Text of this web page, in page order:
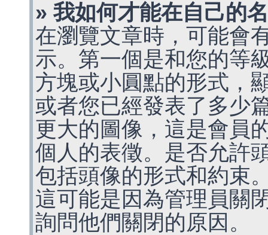
» 我如何才能在自己的
在瀏覽文章時，可能會
示。第一個是和您的等
方塊或小圓點的形式，
或者您已經發表了多少
更大的圖像，這是會員
個人的表徵。是否允許
包括頭像的形式和約束
這可能是因為管理員關
詢問他們關閉的原因。